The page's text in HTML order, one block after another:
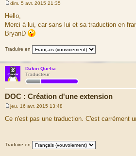
e
s
s
a
g
dim. 5 avr. 2015 21:35
Hello,
Merci à lui, car sans lui et sa traduction en
BryanD
Traduire en
Dakin Quelia
Traducteur
DOC : Création d'une extension
M
s
e
jeu. 16 avr. 2015 13:48
Ce n'est pas une traduction. C'est carrément
Traduire en